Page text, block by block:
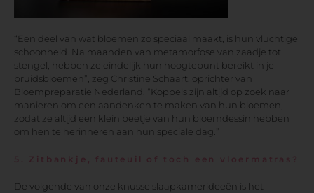
“Een deel van wat bloemen zo speciaal maakt, is hun vluchtige
schoonheid. Na maanden van metamorfose van zaadje tot
stengel, hebben ze eindelijk hun hoogtepunt bereikt in je
bruidsbloemen”, zeg Christine Schaart, oprichter van
Bloempreparatie Nederland. “Koppels zijn altijd op zoek naar
manieren om een ​​aandenken te maken van hun bloemen,
zodat ze altijd een klein beetje van hun bloemdessin hebben
om hen te herinneren aan hun speciale dag.”
5. Zitbankje, fauteuil of toch een vloermatras?
De volgende van onze knusse slaapkamerideeën is het